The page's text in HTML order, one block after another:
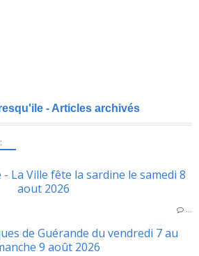
La Ville fête la sardine le samedi 8
aout 2026
…
de Guérande du vendredi 7 au
9 août 2026
- Articles archivés